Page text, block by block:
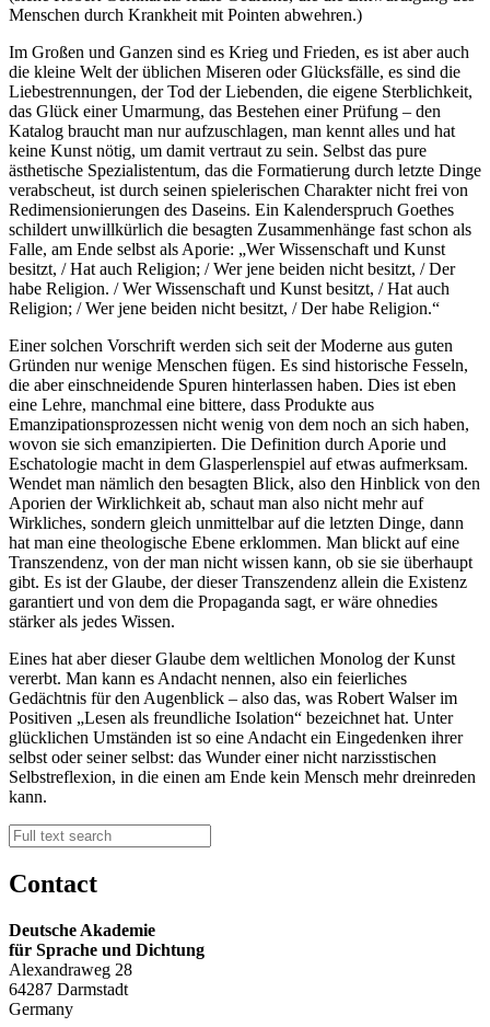
Menschen durch Krankheit mit Pointen abwehren.)
Im Großen und Ganzen sind es Krieg und Frieden, es ist aber auch
die kleine Welt der üblichen Miseren oder Glücksfälle, es sind die
Liebestrennungen, der Tod der Liebenden, die eigene Sterblichkeit,
das Glück einer Umarmung, das Bestehen einer Prüfung – den
Katalog braucht man nur aufzuschlagen, man kennt alles und hat
keine Kunst nötig, um damit vertraut zu sein. Selbst das pure
ästhetische Spezialistentum, das die Formatierung durch letzte Dinge
verabscheut, ist durch seinen spielerischen Charakter nicht frei von
Redimensionierungen des Daseins. Ein Kalenderspruch Goethes
schildert unwillkürlich die besagten Zusammenhänge fast schon als
Falle, am Ende selbst als Aporie: „Wer Wissenschaft und Kunst
besitzt, / Hat auch Religion; / Wer jene beiden nicht besitzt, / Der
habe Religion. / Wer Wissenschaft und Kunst besitzt, / Hat auch
Religion; / Wer jene beiden nicht besitzt, / Der habe Religion.“
Einer solchen Vorschrift werden sich seit der Moderne aus guten
Gründen nur wenige Menschen fügen. Es sind historische Fesseln,
die aber einschneidende Spuren hinterlassen haben. Dies ist eben
eine Lehre, manchmal eine bittere, dass Produkte aus
Emanzipationsprozessen nicht wenig von dem noch an sich haben,
wovon sie sich emanzipierten. Die Definition durch Aporie und
Eschatologie macht in dem Glasperlenspiel auf etwas aufmerksam.
Wendet man nämlich den besagten Blick, also den Hinblick von den
Aporien der Wirklichkeit ab, schaut man also nicht mehr auf
Wirkliches, sondern gleich unmittelbar auf die letzten Dinge, dann
hat man eine theologische Ebene erklommen. Man blickt auf eine
Transzendenz, von der man nicht wissen kann, ob sie sie überhaupt
gibt. Es ist der Glaube, der dieser Transzendenz allein die Existenz
garantiert und von dem die Propaganda sagt, er wäre ohnedies
stärker als jedes Wissen.
Eines hat aber dieser Glaube dem weltlichen Monolog der Kunst
vererbt. Man kann es Andacht nennen, also ein feierliches
Gedächtnis für den Augenblick – also das, was Robert Walser im
Positiven „Lesen als freundliche Isolation“ bezeichnet hat. Unter
glücklichen Umständen ist so eine Andacht ein Eingedenken ihrer
selbst oder seiner selbst: das Wunder einer nicht narzisstischen
Selbstreflexion, in die einen am Ende kein Mensch mehr dreinreden
kann.
Contact
Deutsche Akademie
für Sprache und Dichtung
Alexandraweg 28
64287 Darmstadt
Germany